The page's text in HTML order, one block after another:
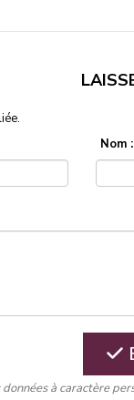
Nom :
données à caractère